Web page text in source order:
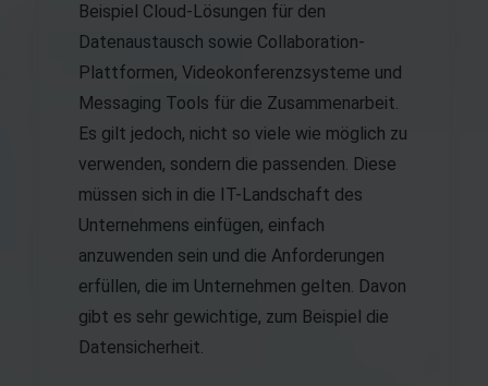
Beispiel Cloud-Lösungen für den
Datenaustausch sowie Collaboration-
Plattformen, Videokonferenzsysteme und
Messaging Tools für die Zusammenarbeit.
Es gilt jedoch, nicht so viele wie möglich zu
verwenden, sondern die passenden. Diese
müssen sich in die IT-Landschaft des
Unternehmens einfügen, einfach
anzuwenden sein und die Anforderungen
erfüllen, die im Unternehmen gelten. Davon
gibt es sehr gewichtige, zum Beispiel die
Datensicherheit.